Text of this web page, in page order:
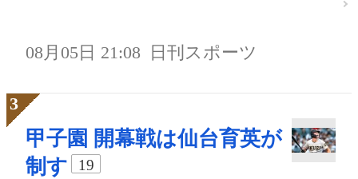
08月05日 21:08 日刊スポーツ
甲子園 開幕戦は仙台育英が
制す
19